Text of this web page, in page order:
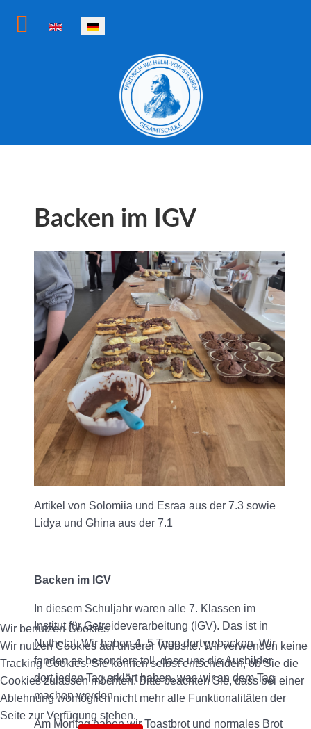
Sprache auswählen
Backen im IGV
Artikel von Solomiia und Esraa aus der 7.3 sowie
Lidya und Ghina aus der 7.1
Backen im IGV
In diesem Schuljahr waren alle 7. Klassen im
Institut für Getreideverarbeitung (IGV). Das ist in
Nuthetal. Wir haben 4–5 Tage dort gebacken. Wir
fanden es besonders toll, dass uns die Ausbilder
dort jeden Tag erklärt haben, was wir an dem Tag
machen werden.
Am Montag haben wir Toastbrot und normales Brot
Wir benutzen Cookies
Wir nutzen Cookies auf unserer Website. Wir verwenden keine
Tracking Cookies. Sie können selbst entscheiden, ob Sie die
Cookies zulassen möchten. Bitte beachten Sie, dass bei einer
Ablehnung womöglich nicht mehr alle Funktionalitäten der
Seite zur Verfügung stehen.